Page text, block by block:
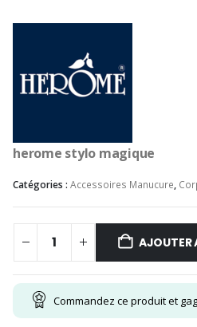
initial
242.06
MAD.
herome stylo magique
Catégories : Accessoires Manucure,
AJOUTER
Commandez ce produit et